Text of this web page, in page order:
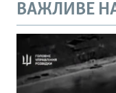
ВАЖЛИВЕ